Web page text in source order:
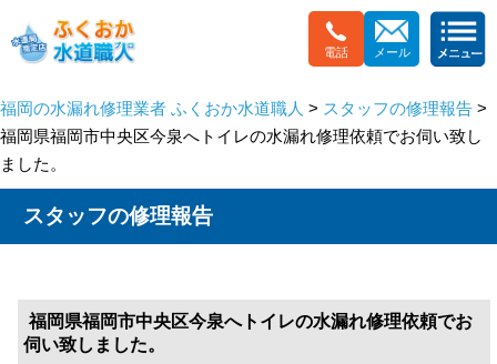
電話 メール
福岡の水漏れ修理業者 ふくおか水道職人 > スタッフの修理報告 >
福岡県福岡市中央区今泉へトイレの水漏れ修理依頼でお伺い致し
ました。
スタッフの修理報告
福岡県福岡市中央区今泉へトイレの水漏れ修理依頼でお
伺い致しました。